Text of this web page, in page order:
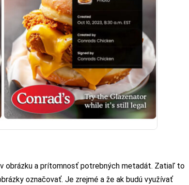
obrázku a prítomnosť potrebných metadát. Zatiaľ to
označovať. Je zrejmé a že ak budú využívať